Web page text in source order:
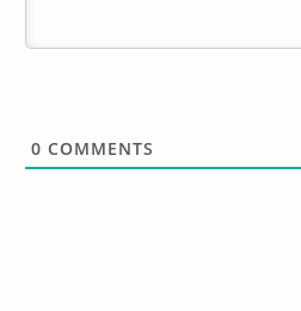
0 COMMENTS